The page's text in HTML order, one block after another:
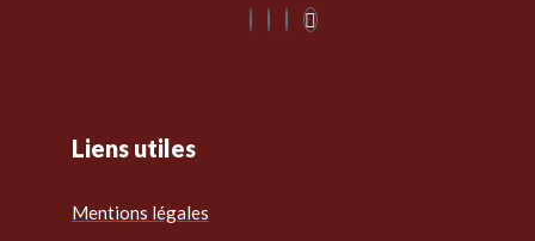
Liens utiles
Mentions légales